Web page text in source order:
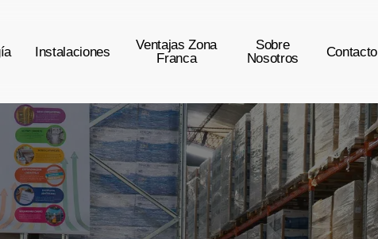
Instalaciones
Ventajas Zona
Franca
Sobre
Nosotros
Contacto